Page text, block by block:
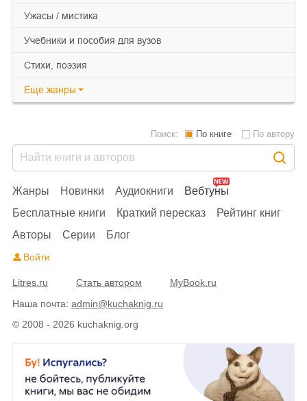
ужасы / мистика
учебники и пособия для вузов
cтихи, поэзия
Еще жанры
© 2008 - 2026 kuchaknig.org
Жанры Новинки Аудиокниги
Вебтуны
Бесплатные книги
Краткий пересказ
Рейтинг книг
Авторы
Серии Блог
Поиск: По книге По автору
Войти
Litres.ru Стать автором
MyBook.ru
Наша почта: admin@kuchaknig.ru